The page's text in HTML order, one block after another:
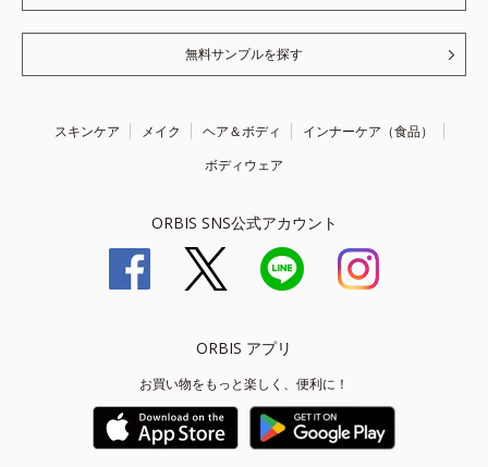
無料サンプルを探す
スキンケア メイク ヘア＆ボディ
インナーケア（食品）
ボディウェア
ORBIS SNS公式アカウント
ORBIS アプリ
お買い物をもっと楽しく、便利に！